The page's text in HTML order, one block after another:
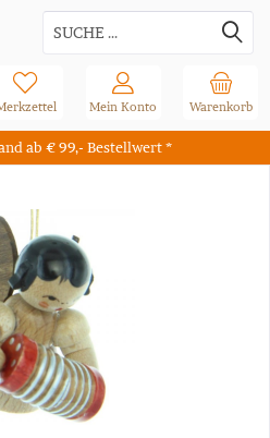
ab € 99,- Bestellwert *
Warenkorb
Mein Konto